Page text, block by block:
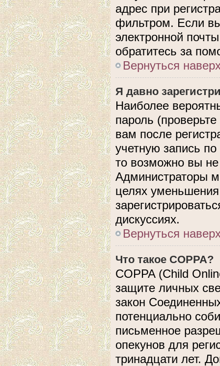
адрес при
фильтром. Если
электронной
обратитесь за
Вернуться
Я давно
Наиболее
пароль
вам после
учетную запись
то возможно вы
Администраторы
целях
дискуссиях.
Вернуться
Что такое COPPA?
COPPA (Child
защите личных
закон
потенциально
письменное
опекунов для
тринадцати лет.